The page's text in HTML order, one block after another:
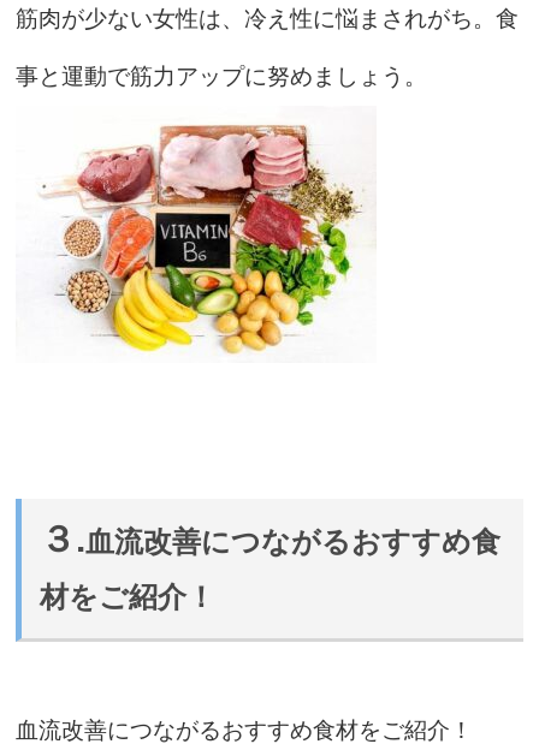
筋肉が少ない女性は、冷え性に悩まされがち。食
事と運動で筋力アップに努めましょう。
３.血流改善につながるおすすめ食
材をご紹介！
血流改善につながるおすすめ食材をご紹介！